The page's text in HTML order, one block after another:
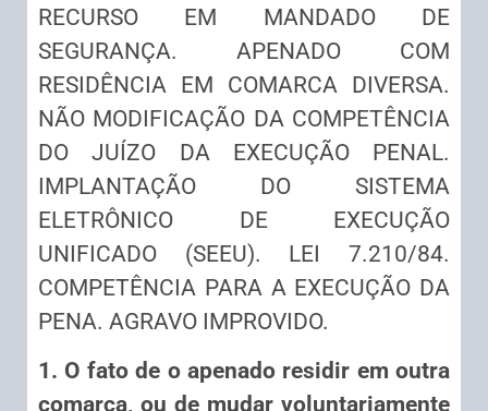
RECURSO EM MANDADO DE
SEGURANÇA. APENADO COM
RESIDÊNCIA EM COMARCA DIVERSA.
NÃO MODIFICAÇÃO DA COMPETÊNCIA
DO JUÍZO DA EXECUÇÃO PENAL.
IMPLANTAÇÃO DO SISTEMA
ELETRÔNICO DE EXECUÇÃO
UNIFICADO (SEEU). LEI 7.210/84.
COMPETÊNCIA PARA A EXECUÇÃO DA
PENA. AGRAVO IMPROVIDO.
1. O fato de o apenado residir em outra
comarca, ou de mudar voluntariamente